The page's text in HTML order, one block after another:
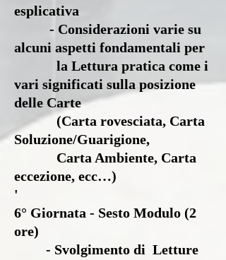
esplicativa
- Considerazioni varie su
alcuni aspetti fondamentali per
la Lettura pratica come i
vari significati sulla posizione
delle Carte
(Carta rovesciata, Carta
Soluzione/Guarigione,
Carta Ambiente, Carta
eccezione, ecc…)
'
6° Giornata - Sesto Modulo (2
ore)
- Svolgimento di Letture